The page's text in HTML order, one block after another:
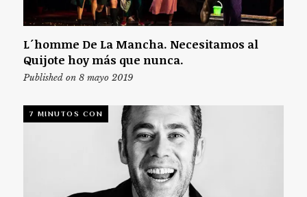
L´homme De La Mancha. Necesitamos al
Quijote hoy más que nunca.
Published on 8 mayo 2019
7 MINUTOS CON